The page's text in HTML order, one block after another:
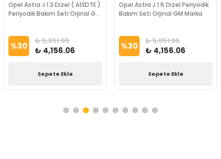
Opel Astra J 1.3 Dizel ( A13DTE )
Periyodik Bakım Seti Orjinal Gm
%30 ₺ 5,951.95
₺ 4,156.06
Sepete Ekle
Opel Astra J 1.6 Dizel Periyodik
Bakım Seti Orjinal GM Marka
%30 ₺ 5,951.95
₺ 4,156.06
Sepete Ekle